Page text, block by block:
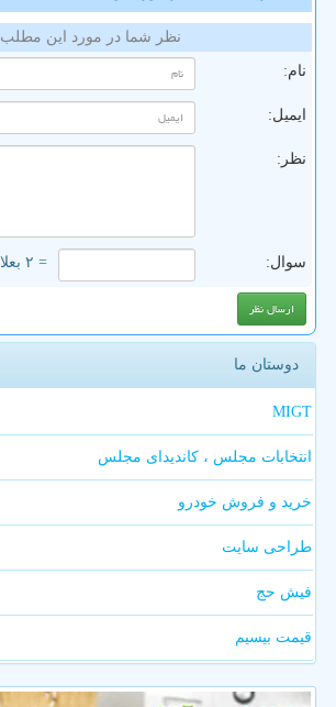
نظر شما در مورد این مطلب
نام:
ایمیل:
نظر:
سوال: = ۲ بعلاوه ۵
دوستان ما
MIGT
انتخابات مجلس ، کاندیدای مجلس
خرید و فروش خودرو
طراحی سایت
فیش حج
قیمت بیسیم